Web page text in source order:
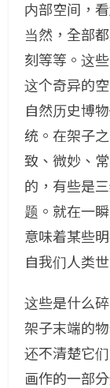
内部空间，
当然，全部
刻等等。这
这个奇异的
自然历史博
统。在架子
致、微妙、
的，有些是
题。就在一
意味着某些
自我们人类
这些是什么
架子末端的
还不清楚它
画作的一部